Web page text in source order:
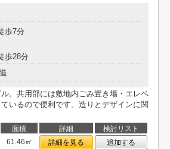
歩7分
歩28分
。共用部には敷地内ごみ置き場・エレベ
いるので便利です。造りとデザインに関
面積 詳細
検討リスト
61.46㎡ 詳細を見る 追加する